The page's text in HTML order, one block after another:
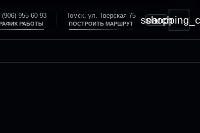
(906) 955-60-93
РАБОТЫ
Томск, ул. Тверская 75
ПОСТРОИТЬ МАРШРУТ search